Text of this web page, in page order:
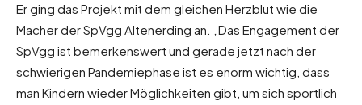
Er ging das Projekt mit dem gleichen Herzblut wie die
Macher der SpVgg Altenerding an. „Das Engagement der
SpVgg ist bemerkenswert und gerade jetzt nach der
schwierigen Pandemiephase ist es enorm wichtig, dass
man Kindern wieder Möglichkeiten gibt, um sich sportlich